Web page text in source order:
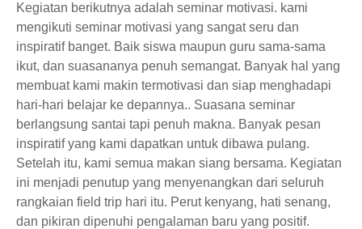
Kegiatan berikutnya adalah seminar motivasi. kami
mengikuti seminar motivasi yang sangat seru dan
inspiratif banget. Baik siswa maupun guru sama-sama
ikut, dan suasananya penuh semangat. Banyak hal yang
membuat kami makin termotivasi dan siap menghadapi
hari-hari belajar ke depannya.. Suasana seminar
berlangsung santai tapi penuh makna. Banyak pesan
inspiratif yang kami dapatkan untuk dibawa pulang.
Setelah itu, kami semua makan siang bersama. Kegiatan
ini menjadi penutup yang menyenangkan dari seluruh
rangkaian field trip hari itu. Perut kenyang, hati senang,
dan pikiran dipenuhi pengalaman baru yang positif.